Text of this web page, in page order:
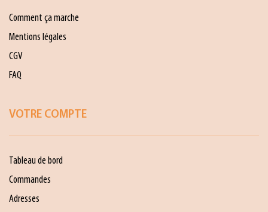
Comment ça marche
Mentions légales
CGV
FAQ
VOTRE COMPTE
Tableau de bord
Commandes
Adresses